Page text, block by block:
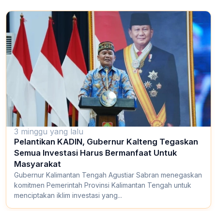
3 minggu yang lalu
Pelantikan KADIN, Gubernur Kalteng Tegaskan
Semua Investasi Harus Bermanfaat Untuk
Masyarakat
Gubernur Kalimantan Tengah Agustiar Sabran menegaskan
komitmen Pemerintah Provinsi Kalimantan Tengah untuk
menciptakan iklim investasi yang...